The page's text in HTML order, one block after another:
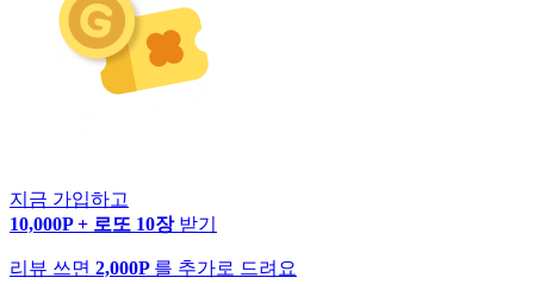
지금 가입하고
10,000P + 로또 10장 받기
리뷰 쓰면 2,000P 를 추가로 드려요